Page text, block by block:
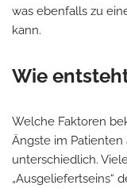
was ebenfalls zu
kann.
Wie
Welche Faktoren
Ängste im Patienten
unterschiedlich.
„Ausgeliefertseins“